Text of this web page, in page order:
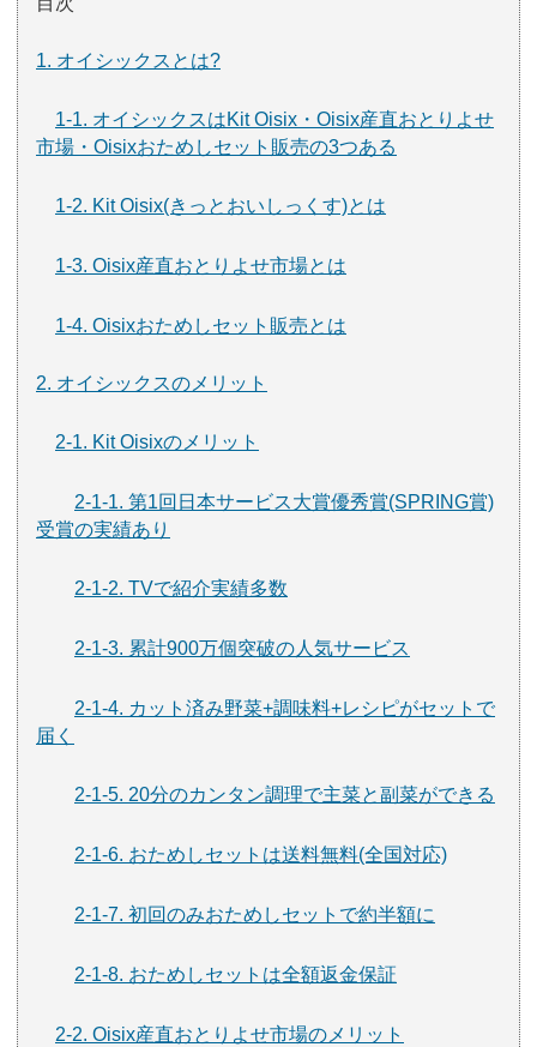
1. オイシックスとは?
1-1. オイシックスはKit Oisix・Oisix産直おとりよせ
市場・Oisixおためしセット販売の3つある
1-2. Kit Oisix(きっとおいしっくす)とは
1-3. Oisix産直おとりよせ市場とは
1-4. Oisixおためしセット販売とは
2. オイシックスのメリット
2-1. Kit Oisixのメリット
2-1-1. 第1回日本サービス大賞優秀賞(SPRING賞)
受賞の実績あり
2-1-2. TVで紹介実績多数
2-1-3. 累計900万個突破の人気サービス
2-1-4. カット済み野菜+調味料+レシピがセットで
届く
2-1-5. 20分のカンタン調理で主菜と副菜ができる
2-1-6. おためしセットは送料無料(全国対応)
2-1-7. 初回のみおためしセットで約半額に
2-1-8. おためしセットは全額返金保証
2-2. Oisix産直おとりよせ市場のメリット